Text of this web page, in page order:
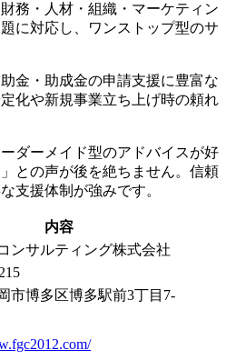
務・人材・組織・マーケティン
に対応し、ワンストップ型のサ
金・助成金の申請支援に豊富な
化や新規事業立ち上げ時の頼れ
ダーメイド型のアドバイスが好
との声が後を絶ちません。信頼
支援体制が強みです。
内容
ンサルティング株式会社
市博多区博多駅前3丁目7-